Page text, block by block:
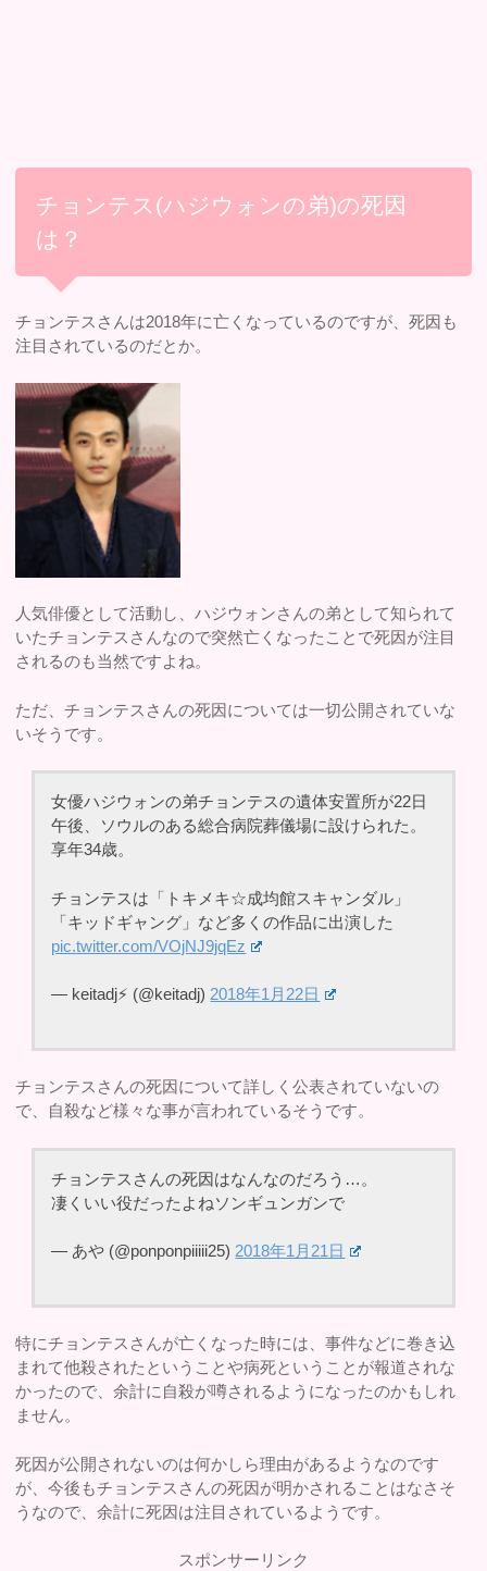
チョンテス(ハジウォンの弟)の死因
は？
チョンテスさんは2018年に亡くなっているのですが、死因も
注目されているのだとか。
人気俳優として活動し、ハジウォンさんの弟として知られて
いたチョンテスさんなので突然亡くなったことで死因が注目
されるのも当然ですよね。
ただ、チョンテスさんの死因については一切公開されていな
いそうです。
女優ハジウォンの弟チョンテスの遺体安置所が22日
午後、ソウルのある総合病院葬儀場に設けられた。
享年34歳。
チョンテスは「トキメキ☆成均館スキャンダル」
「キッドギャング」など多くの作品に出演した
pic.twitter.com/VOjNJ9jqEz
— keitadj⚡️ (@keitadj) 2018年1月22日
チョンテスさんの死因について詳しく公表されていないの
で、自殺など様々な事が言われているそうです。
チョンテスさんの死因はなんなのだろう…。
凄くいい役だったよねソンギュンガンで
— あや (@ponponpiiiii25) 2018年1月21日
特にチョンテスさんが亡くなった時には、事件などに巻き込
まれて他殺されたということや病死ということが報道されな
かったので、余計に自殺が噂されるようになったのかもしれ
ません。
死因が公開されないのは何かしら理由があるようなのです
が、今後もチョンテスさんの死因が明かされることはなさそ
うなので、余計に死因は注目されているようです。
スポンサーリンク